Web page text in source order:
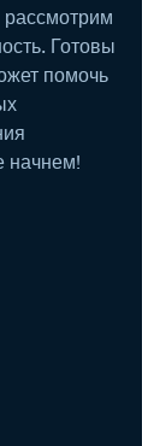
рассмотрим
Готовы
помочь
начнем!